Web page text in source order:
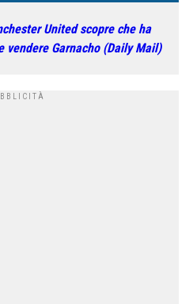
United scopre che ha
Garnacho (Daily Mail)